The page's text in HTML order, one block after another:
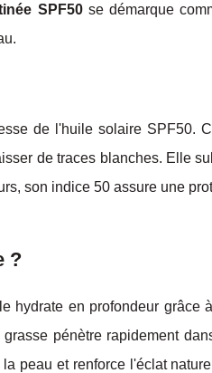
SPF50se démarque
de l'huile solaire SPF50.
de traces blanches. Elle
son indice 50 assure une
?
hydrate en profondeur grâce
pénètre rapidement
peau et renforce l'éclat